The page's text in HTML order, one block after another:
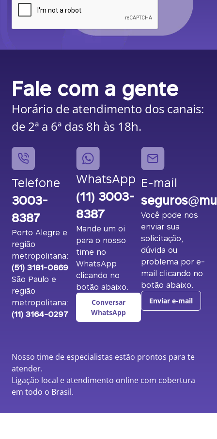
Fale com a gente
Horário de atendimento dos canais:
de 2ª a 6ª das 8h às 18h.
Telefone
3003-
8387
Porto Alegre e
região
metropolitana:
(51) 3181-0869
São Paulo e
região
metropolitana:
(11) 3164-0297
WhatsApp
(11) 3003-
8387
Mande um oi
para o nosso
time no
WhatsApp
clicando no
botão abaixo.
Conversar
WhatsApp
E-mail
Você pode nos
enviar sua
solicitação,
dúvida ou
problema por e-
mail clicando no
botão abaixo.
Enviar e-mail
Nosso time de especialistas estão prontos para te
atender.
Ligação local e atendimento online com cobertura
em todo o Brasil.